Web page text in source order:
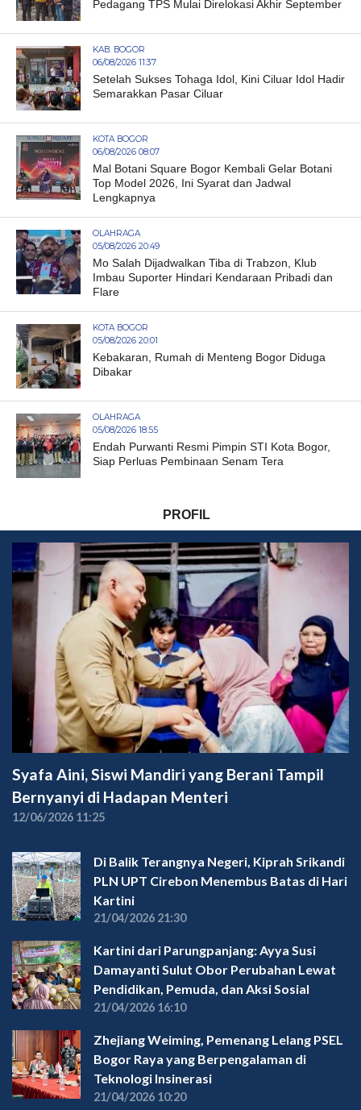
Pedagang TPS Mulai Direlokasi Akhir September
KAB. BOGOR
06/08/2026 11:37
Setelah Sukses Tohaga Idol, Kini Ciluar Idol Hadir
Semarakkan Pasar Ciluar
KOTA BOGOR
06/08/2026 08:07
Mal Botani Square Bogor Kembali Gelar Botani
Top Model 2026, Ini Syarat dan Jadwal
Lengkapnya
OLAHRAGA
05/08/2026 20:49
Mo Salah Dijadwalkan Tiba di Trabzon, Klub
Imbau Suporter Hindari Kendaraan Pribadi dan
Flare
KOTA BOGOR
05/08/2026 20:01
Kebakaran, Rumah di Menteng Bogor Diduga
Dibakar
OLAHRAGA
05/08/2026 18:55
Endah Purwanti Resmi Pimpin STI Kota Bogor,
Siap Perluas Pembinaan Senam Tera
PROFIL
Syafa Aini, Siswi Mandiri yang Berani Tampil
Bernyanyi di Hadapan Menteri
12/06/2026 11:25
Di Balik Terangnya Negeri, Kiprah Srikandi
PLN UPT Cirebon Menembus Batas di Hari
Kartini
21/04/2026 21:30
Kartini dari Parungpanjang: Ayya Susi
Damayanti Sulut Obor Perubahan Lewat
Pendidikan, Pemuda, dan Aksi Sosial
21/04/2026 16:10
Zhejiang Weiming, Pemenang Lelang PSEL
Bogor Raya yang Berpengalaman di
Teknologi Insinerasi
21/04/2026 10:20